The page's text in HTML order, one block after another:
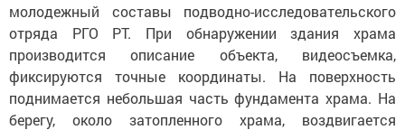
молодежный составы подводно-исследовательского
отряда РГО РТ. При обнаружении здания храма
производится описание объекта, видео­съемка,
фиксируются точные координаты. На поверхность
поднимается небольшая часть фундамента храма. На
берегу, около затопленного храма, воздвигается